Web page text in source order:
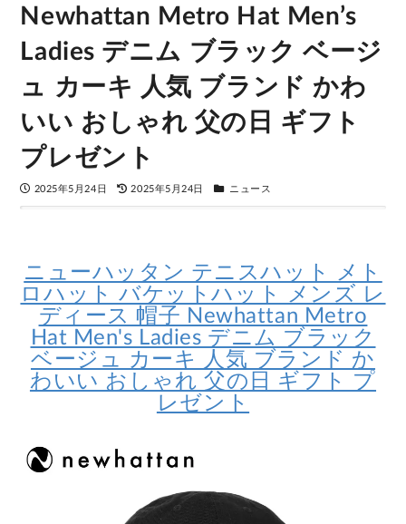
Newhattan Metro Hat Men’s
Ladies デニム ブラック ベージ
ュ カーキ 人気 ブランド かわ
いい おしゃれ 父の日 ギフト
プレゼント
2025年5月24日 2025年5月24日 ニュース
ニューハッタン テニスハット メト
ロハット バケットハット メンズ レ
ディース 帽子 Newhattan Metro
Hat Men's Ladies デニム ブラック
ベージュ カーキ 人気 ブランド か
わいい おしゃれ 父の日 ギフト プ
レゼント